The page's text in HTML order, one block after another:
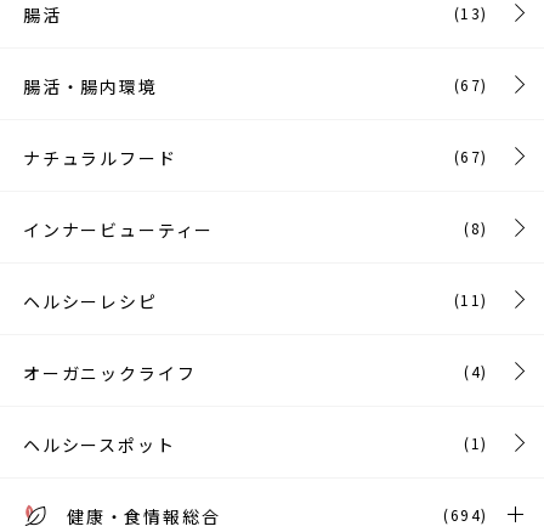
腸活 (13)
腸活・腸内環境 (67)
ナチュラルフード (67)
インナービューティー (8)
ヘルシーレシピ (11)
オーガニックライフ (4)
ヘルシースポット (1)
健康・食情報総合 (694)